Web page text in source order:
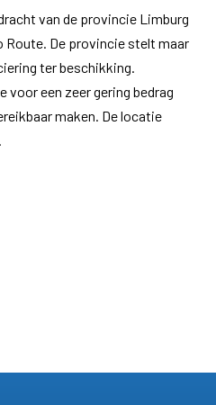
van de provincie Limburg
Route. De provincie stelt maar
ter beschikking.
voor een zeer gering bedrag
maken. De locatie